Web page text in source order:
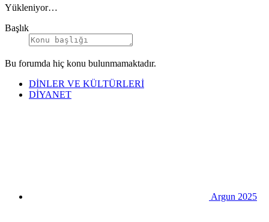
Yükleniyor…
Başlık
Bu forumda hiç konu bulunmamaktadır.
DİNLER VE KÜLTÜRLERİ
DİYANET
Argun 2025